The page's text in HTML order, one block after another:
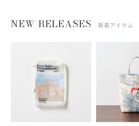
NEW RELEASES 新着アイテム